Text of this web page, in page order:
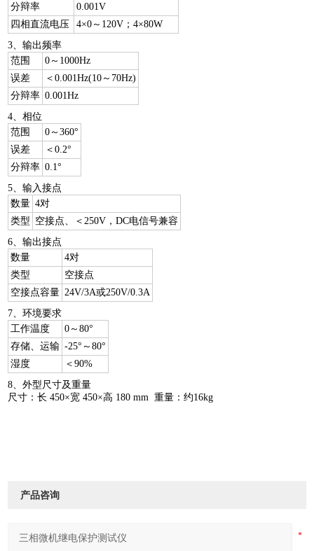
分辩率
0.001V
四相直流电压
4×0～120V；4×80W
3、输出频率
范围
0～1000Hz
误差
＜0.001Hz(10～70Hz)
分辩率 0.001Hz
4、相位
范围
0～360°
误差
＜0.2°
分辩率 0.1°
5、输入接点
数量 4对
类型 空接点、＜250V，DC电信号兼容
6、输出接点
数量
4对
类型
空接点
空接点容量 24V/3A或250V/0.3A
7、环境要求
工作温度
0～80°
存储、运输 -25°～80°
湿度
＜90%
8、外型尺寸及重量
尺寸：长 450×宽 450×高 180 mm 重量：约16kg
产品咨询